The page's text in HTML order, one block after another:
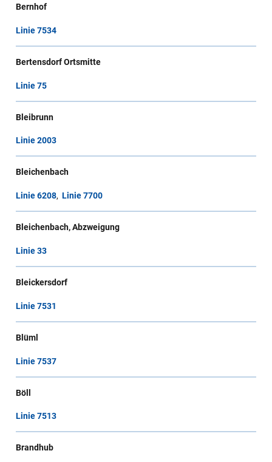
Bernhof
Linie 7534
Bertensdorf Ortsmitte
Linie 75
Bleibrunn
Linie 2003
Bleichenbach
Linie 6208,Linie 7700
Bleichenbach, Abzweigung
Linie 33
Bleickersdorf
Linie 7531
Blüml
Linie 7537
Böll
Linie 7513
Brandhub